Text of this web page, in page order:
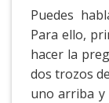
Puedes
Para ello,
hacer la
dos trozos
uno arriba y